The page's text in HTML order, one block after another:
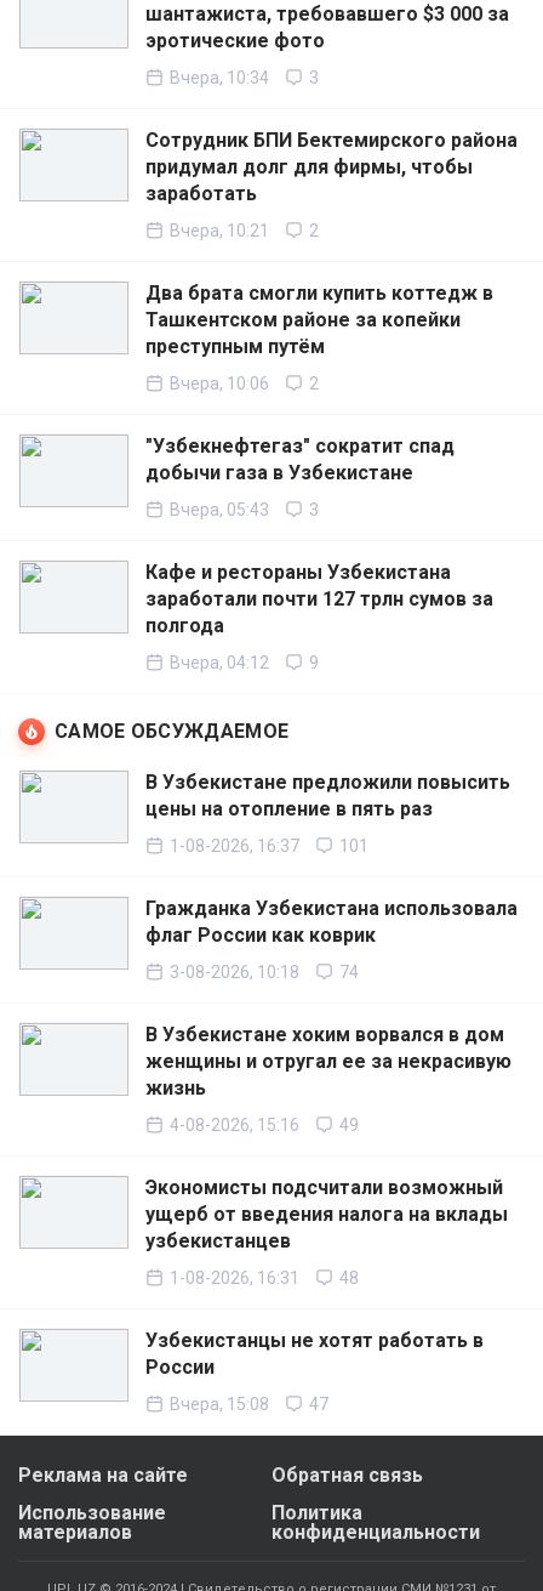
шантажиста, требовавшего $3 000 за
эротические фото
Вчера, 10:34 3
Сотрудник БПИ Бектемирского района
придумал долг для фирмы, чтобы
заработать
Вчера, 10:21 2
Два брата смогли купить коттедж в
Ташкентском районе за копейки
преступным путём
Вчера, 10:06 2
"Узбекнефтегаз" сократит спад
добычи газа в Узбекистане
Вчера, 05:43 3
Кафе и рестораны Узбекистана
заработали почти 127 трлн сумов за
полгода
Вчера, 04:12 9
САМОЕ ОБСУЖДАЕМОЕ
В Узбекистане предложили повысить
цены на отопление в пять раз
1-08-2026, 16:37 101
Гражданка Узбекистана использовала
флаг России как коврик
3-08-2026, 10:18 74
В Узбекистане хоким ворвался в дом
женщины и отругал ее за некрасивую
жизнь
4-08-2026, 15:16 49
Экономисты подсчитали возможный
ущерб от введения налога на вклады
узбекистанцев
1-08-2026, 16:31 48
Узбекистанцы не хотят работать в
России
Вчера, 15:08 47
Реклама на сайте
Обратная связь
Использование
материалов
Политика
конфиденциальности